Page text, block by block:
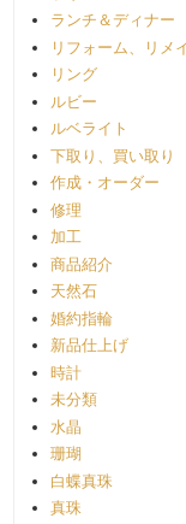
ランチ＆ディナー
リフォーム、リメ
リング
ルビー
ルベライト
下取り、買い取り
作成・オーダー
修理
加工
商品紹介
天然石
婚約指輪
新品仕上げ
時計
未分類
水晶
珊瑚
白蝶真珠
真珠